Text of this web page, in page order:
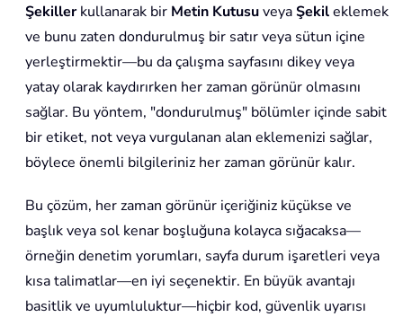
Şekillerkullanarak bir Metin KutusuveyaŞekileklemek
ve bunu zaten dondurulmuş bir satır veya sütun içine
yerleştirmektir—bu da çalışma sayfasını dikey veya
yatay olarak kaydırırken her zaman görünür olmasını
sağlar. Bu yöntem, "dondurulmuş" bölümler içinde sabit
bir etiket, not veya vurgulanan alan eklemenizi sağlar,
böylece önemli bilgileriniz her zaman görünür kalır.
Bu çözüm, her zaman görünür içeriğiniz küçükse ve
başlık veya sol kenar boşluğuna kolayca sığacaksa—
örneğin denetim yorumları, sayfa durum işaretleri veya
kısa talimatlar—en iyi seçenektir. En büyük avantajı
basitlik ve uyumluluktur—hiçbir kod, güvenlik uyarısı